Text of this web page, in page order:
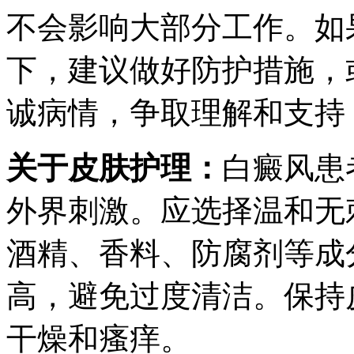
不会影响大部分工作。
下，建议做好防护措施
诚病情，争取理解和支
关于皮肤护理： 白癜风
外界刺激。应选择温和
酒精、香料、防腐剂等
高，避免过度清洁。保
干燥和瘙痒。